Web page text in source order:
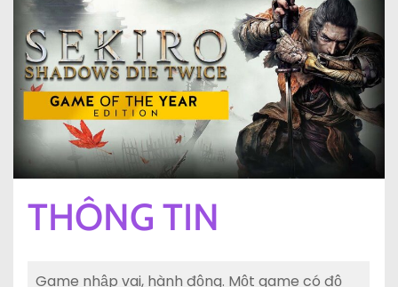
THÔNG TIN
Game nhập vai, hành động. Một game có độ